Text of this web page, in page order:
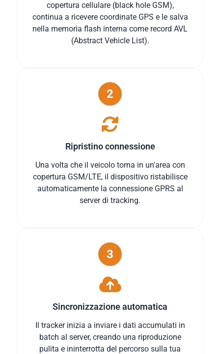
copertura cellulare (black hole GSM),
continua a ricevere coordinate GPS e le salva
nella memoria flash interna come record AVL
(Abstract Vehicle List).
2
Ripristino connessione
Una volta che il veicolo torna in un'area con
copertura GSM/LTE, il dispositivo ristabilisce
automaticamente la connessione GPRS al
server di tracking.
3
Sincronizzazione automatica
Il tracker inizia a inviare i dati accumulati in
batch al server, creando una riproduzione
pulita e ininterrotta del percorso sulla tua